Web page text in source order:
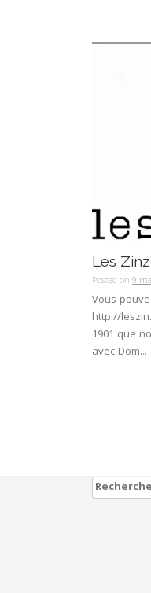
Les
Posted on 9
Vous
http://
1901 que
avec Dom...